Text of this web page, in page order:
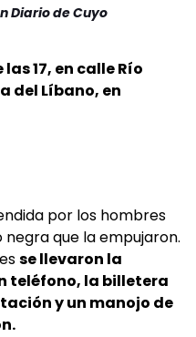
Diario de Cuyo
17, en calle Río
del Líbano, en
por los hombres
que la empujaron.
se llevaron la
teléfono, la billetera
y un manojo de